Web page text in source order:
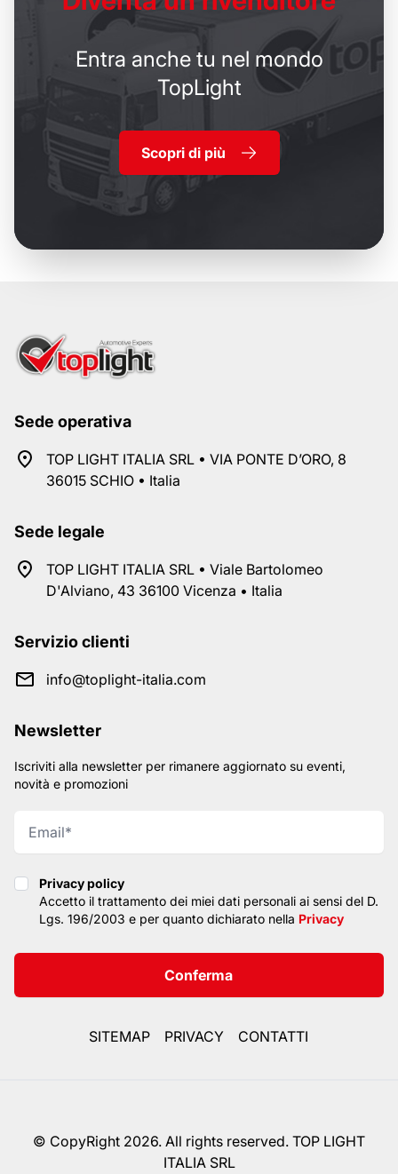
Entra anche tu nel mondo
TopLight
Scopri di più
Sede operativa
TOP LIGHT ITALIA SRL • VIA PONTE D’ORO, 8
36015 SCHIO • Italia
Sede legale
TOP LIGHT ITALIA SRL • Viale Bartolomeo
D'Alviano, 43 36100 Vicenza • Italia
Servizio clienti
info@toplight-italia.com
Newsletter
Iscriviti alla newsletter per rimanere aggiornato su eventi,
novità e promozioni
Privacy policy
Privacy policy
Accetto il trattamento dei miei dati personali ai sensi del D.
Lgs. 196/2003 e per quanto dichiarato nella Privacy
Conferma
SITEMAP PRIVACY CONTATTI
© CopyRight 2026. All rights reserved. TOP LIGHT
ITALIA SRL